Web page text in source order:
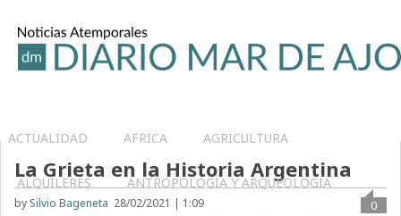
ACTUALIDAD AFRICA AGRICULTURA
ALQUILERES ANTROPOLOGÍA Y ARQUEOLOGÍA
La Grieta en la Historia Argentina
by Silvio Bageneta 28/02/2021 | 1:09
0